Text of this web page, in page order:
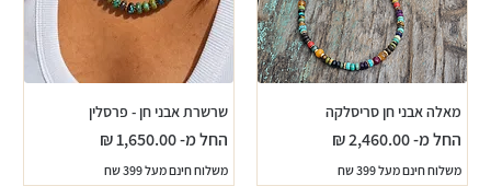
מאלה אבני חן סריסלקה
החל מ-
מחיר מבצע
משלוח חינם מעל 399 שח
שרשרת אבני חן - פרסלין
החל מ-
מחיר מבצע
משלוח חינם מעל 399 שח